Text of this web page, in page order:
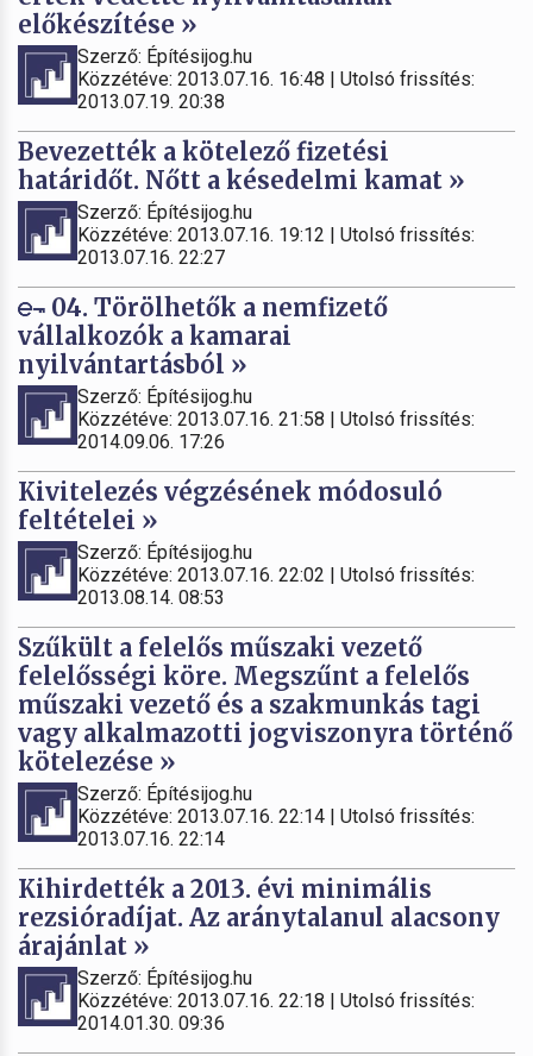
előkészítése »
Szerző: Építésijog.hu
Közzétéve: 2013.07.16. 16:48 | Utolsó frissítés:
2013.07.19. 20:38
Bevezették a kötelező fizetési
határidőt. Nőtt a késedelmi kamat »
Szerző: Építésijog.hu
Közzétéve: 2013.07.16. 19:12 | Utolsó frissítés:
2013.07.16. 22:27
04. Törölhetők a nemfizető
vállalkozók a kamarai
nyilvántartásból »
Szerző: Építésijog.hu
Közzétéve: 2013.07.16. 21:58 | Utolsó frissítés:
2014.09.06. 17:26
Kivitelezés végzésének módosuló
feltételei »
Szerző: Építésijog.hu
Közzétéve: 2013.07.16. 22:02 | Utolsó frissítés:
2013.08.14. 08:53
Szűkült a felelős műszaki vezető
felelősségi köre. Megszűnt a felelős
műszaki vezető és a szakmunkás tagi
vagy alkalmazotti jogviszonyra történő
kötelezése »
Szerző: Építésijog.hu
Közzétéve: 2013.07.16. 22:14 | Utolsó frissítés:
2013.07.16. 22:14
Kihirdették a 2013. évi minimális
rezsióradíjat. Az aránytalanul alacsony
árajánlat »
Szerző: Építésijog.hu
Közzétéve: 2013.07.16. 22:18 | Utolsó frissítés:
2014.01.30. 09:36